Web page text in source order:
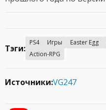
Тэги:
PS4 Игры Easter Egg
Action-RPG
Источники:VG247